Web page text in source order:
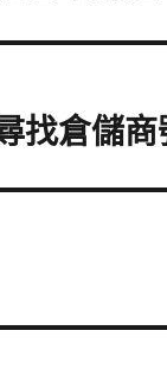
找倉儲